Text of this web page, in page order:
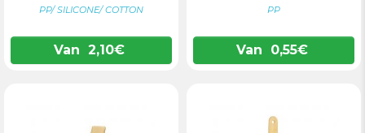
PP/ SILICONE/ COTTON
Van 2,10€
PP
Van 0,55€